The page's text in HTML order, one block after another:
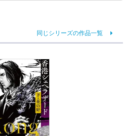
同じシリーズの作品一覧